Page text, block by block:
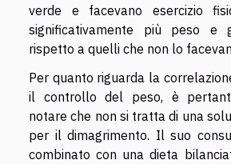
verde e facevano esercizio
significativamente più peso e
rispetto a quelli che non lo
Per quanto riguarda la
il controllo del peso, è
notare che non si tratta di una
per il dimagrimento. Il suo
combinato con una dieta